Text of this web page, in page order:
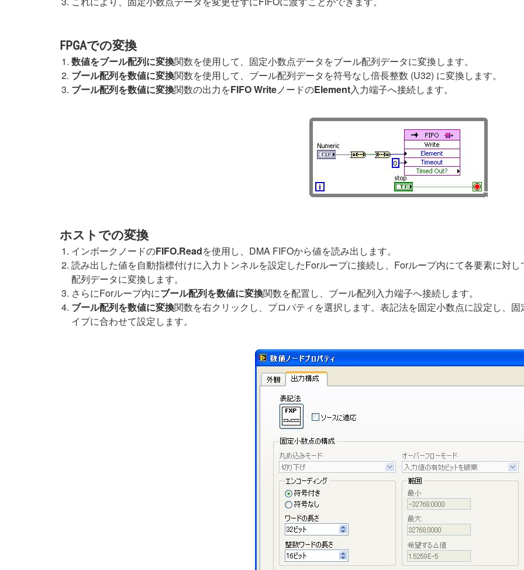
FPGAでの変換
数値をブール配列に変換関数を使用して、固定小数点データをブール配列データに変換します。
ブール配列を数値に変換関数を使用して、ブール配列データを符号なし倍長整数 (U32) に変換します。
ブール配列を数値に変換関数の出力をFIFO WriteノードのElement入力端子へ接続します。
ホストでの変換
インボークノードのFIFO.Readを使用し、DMA FIFOから値を読み出します。
読み出した値を自動指標付けに入力トンネルを設定したForループに接続し、Forループ内にて各要素に対し
配列データに変換します。
さらにForループ内にブール配列を数値に変換関数を配置し、ブール配列入力端子へ接続します。
ブール配列を数値に変換関数を右クリックし、プロパティを選択します。表記法を固定小数点に設定し、
イプに合わせて設定します。